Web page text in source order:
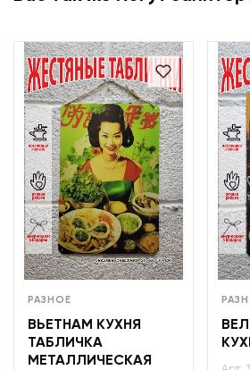
РАЗНОЕ
ВЬЕТНАМ КУХНЯ
ТАБЛИЧКА
МЕТАЛЛИЧЕСКАЯ